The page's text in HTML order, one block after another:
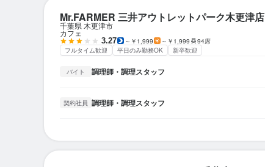
Mr.FARMER 三井アウトレットパーク木更津店
千葉県 木更津市
カフェ
3.27 ～￥1,999 ～￥1,999
94席
フルタイム歓迎
平日のみ勤務OK 新卒歓迎
バイト 調理師・調理スタッフ
契約社員 調理師・調理スタッフ